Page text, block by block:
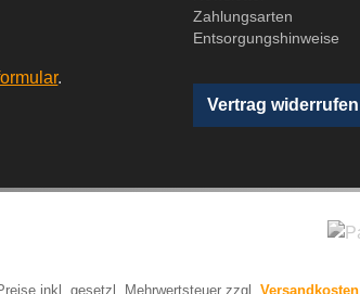
.
Zahlungsarten
Entsorgungshinweise
Vertrag widerrufen
inkl. gesetzl. Mehrwertsteuer zzgl. Versandkosten